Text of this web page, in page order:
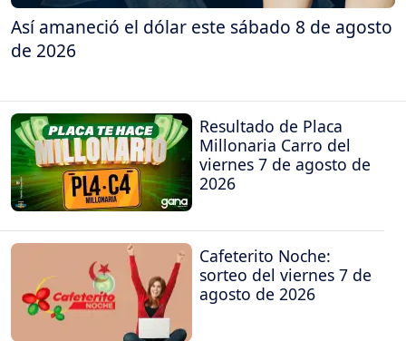
Así amaneció el dólar este sábado 8 de agosto
de 2026
Resultado de Placa
Millonaria Carro del
viernes 7 de agosto de
2026
Cafeterito Noche:
sorteo del viernes 7 de
agosto de 2026